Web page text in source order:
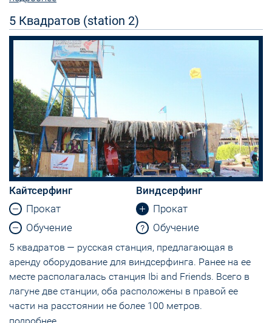
5 Квадратов (station 2)
Кайтсерфинг
Прокат
Обучение
Виндсерфинг
Прокат
Обучение
5 квадратов — русская станция, предлагающая в
аренду оборудование для виндсерфинга. Ранее на ее
месте располагалась станция Ibi and Friends. Всего в
лагуне две станции, оба расположены в правой ее
части на расстоянии не более 100 метров.
подробнее